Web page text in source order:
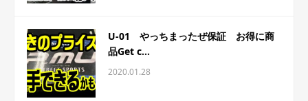
U-01 やっちまったぜ保証 お得に商
品Get c...
2020.01.28